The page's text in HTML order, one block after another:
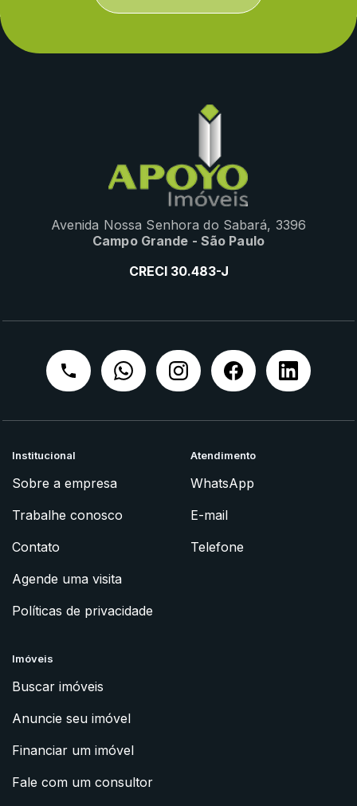
Avenida Nossa Senhora do Sabará, 3396
Campo Grande - São Paulo
CRECI 30.483-J
Institucional
Sobre a empresa
Trabalhe conosco
Contato
Agende uma visita
Políticas de privacidade
Atendimento
WhatsApp
E-mail
Telefone
Imóveis
Buscar imóveis
Anuncie seu imóvel
Financiar um imóvel
Fale com um consultor